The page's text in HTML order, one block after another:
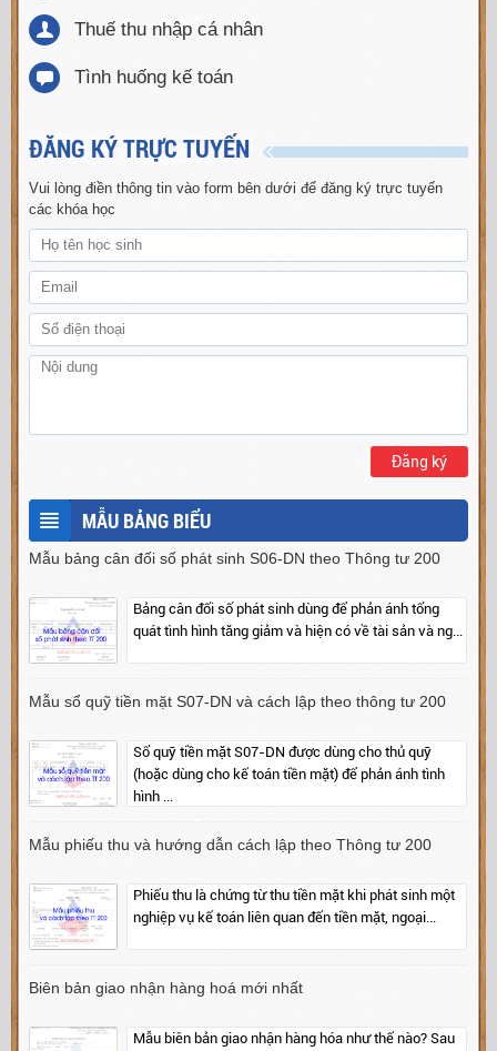
Thuế thu nhập cá nhân
Tình huống kế toán
ĐĂNG KÝ TRỰC TUYẾN
Vui lòng điền thông tin vào form bên dưới để đăng ký trực tuyến
các khóa học
Đăng ký
MẪU BẢNG BIỂU
Mẫu bảng cân đối số phát sinh S06-DN theo Thông tư 200
Bảng cân đối số phát sinh dùng để phản ánh tổng
quát tình hình tăng giảm và hiện có về tài sản và ng...
Mẫu sổ quỹ tiền mặt S07-DN và cách lập theo thông tư 200
Sổ quỹ tiền mặt S07-DN được dùng cho thủ quỹ
(hoặc dùng cho kế toán tiền mặt) để phản ánh tình
hình ...
Mẫu phiếu thu và hướng dẫn cách lập theo Thông tư 200
Phiếu thu là chứng từ thu tiền mặt khi phát sinh một
nghiệp vụ kế toán liên quan đến tiền mặt, ngoại...
Biên bản giao nhận hàng hoá mới nhất
Mẫu biên bản giao nhận hàng hóa như thế nào? Sau